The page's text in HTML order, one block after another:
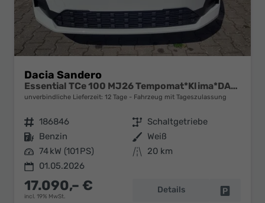
Dacia Sandero
Essential TCe 100 MJ26 Tempomat*Klima*DAB*PDC
unverbindliche Lieferzeit: 12 Tage Fahrzeug mit Tageszulassung
Fahrzeugnr. 186846 Getriebe Schaltgetriebe
Kraftstoff Benzin Außenfarbe Weiß
Leistung 74 kW (101 PS) Kilometerstand
20 km
01.05.2026
17.090,– €
incl. 19% MwSt.
Details